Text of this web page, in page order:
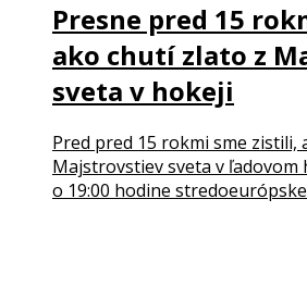
Presne pred 15
ako chutí zlato z
sveta v hokeji
Pred pred 15 rokmi sme zistili,
Majstrovstiev sveta v ľadovom
o 19:00 hodine